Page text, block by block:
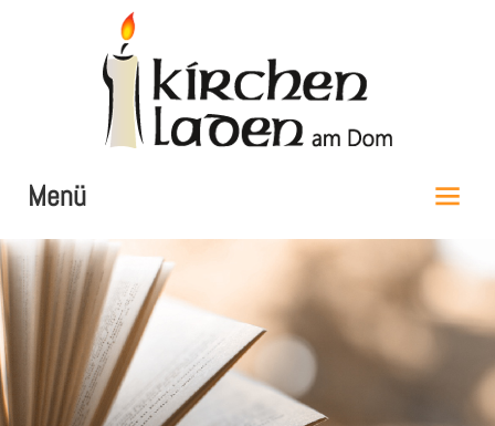
Menü
START
LAGE / ÖFFNUNGSZEITEN
SORTIMENT